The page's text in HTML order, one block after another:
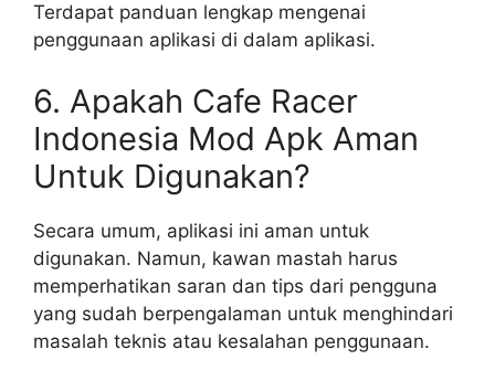
Terdapat panduan lengkap mengenai
penggunaan aplikasi di dalam aplikasi.
6. Apakah Cafe Racer
Indonesia Mod Apk Aman
Untuk Digunakan?
Secara umum, aplikasi ini aman untuk
digunakan. Namun, kawan mastah harus
memperhatikan saran dan tips dari pengguna
yang sudah berpengalaman untuk menghindari
masalah teknis atau kesalahan penggunaan.